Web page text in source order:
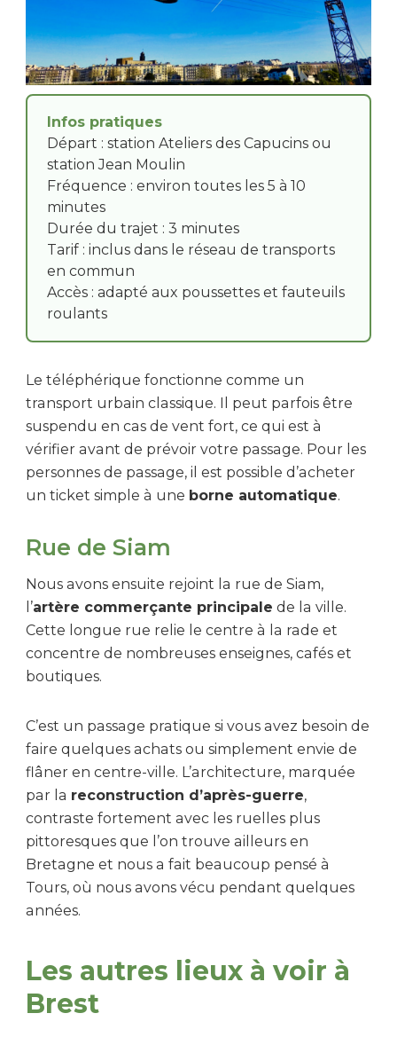
Infos pratiques
Départ : station Ateliers des Capucins ou
station Jean Moulin
Fréquence : environ toutes les 5 à 10
minutes
Durée du trajet : 3 minutes
Tarif : inclus dans le réseau de transports
en commun
Accès : adapté aux poussettes et fauteuils
roulants
Le téléphérique fonctionne comme un
transport urbain classique. Il peut parfois être
suspendu en cas de vent fort, ce qui est à
vérifier avant de prévoir votre passage. Pour les
personnes de passage, il est possible d’acheter
un ticket simple à une borne automatique.
Rue de Siam
Nous avons ensuite rejoint la rue de Siam,
l’artère commerçante principale de la ville.
Cette longue rue relie le centre à la rade et
concentre de nombreuses enseignes, cafés et
boutiques.
C’est un passage pratique si vous avez besoin de
faire quelques achats ou simplement envie de
flâner en centre-ville. L’architecture, marquée
par la reconstruction d’après-guerre,
contraste fortement avec les ruelles plus
pittoresques que l’on trouve ailleurs en
Bretagne et nous a fait beaucoup pensé à
Tours, où nous avons vécu pendant quelques
années.
Les autres lieux à voir à
Brest